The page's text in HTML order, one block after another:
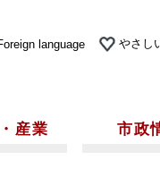
language やさし
産業 市政